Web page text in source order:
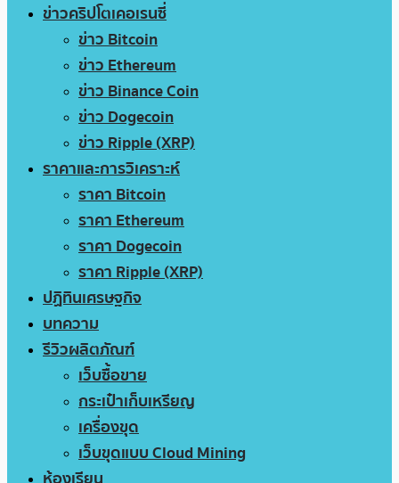
ข่าวคริปโตเคอเรนซี่
ข่าว Bitcoin
ข่าว Ethereum
ข่าว Binance Coin
ข่าว Dogecoin
ข่าว Ripple (XRP)
ราคาและการวิเคราะห์
ราคา Bitcoin
ราคา Ethereum
ราคา Dogecoin
ราคา Ripple (XRP)
ปฏิทินเศรษฐกิจ
บทความ
รีวิวผลิตภัณฑ์
เว็บซื้อขาย
กระเป๋าเก็บเหรียญ
เครื่องขุด
เว็บขุดแบบ Cloud Mining